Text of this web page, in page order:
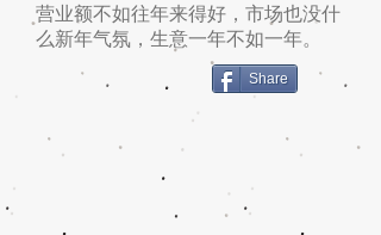
营业额不如往年来得好，市场也没什
么新年气氛，生意一年不如一年。
Share